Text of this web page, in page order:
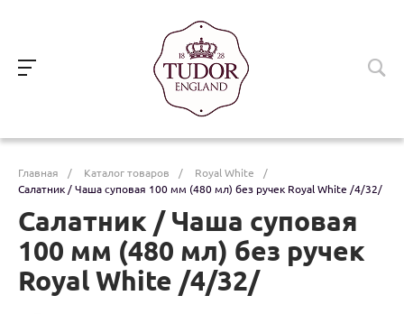
Главная / Каталог товаров / Royal White
/
Салатник / Чаша суповая 100 мм (480 мл) без ручек Royal White /4/32/
Салатник / Чаша суповая
100 мм (480 мл) без ручек
Royal White /4/32/